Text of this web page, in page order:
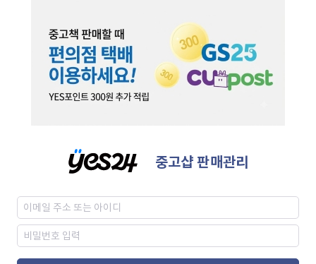
중고샵 판매관리